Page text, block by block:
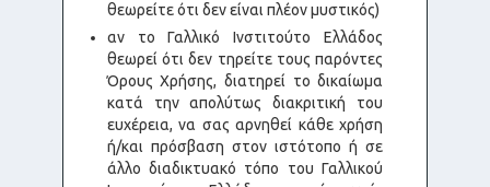
θεωρείτε ότι δεν είναι πλέον μυστικός)
αν το Γαλλικό Ινστιτούτο Ελλάδος
θεωρεί ότι δεν τηρείτε τους παρόντες
Όρους Χρήσης, διατηρεί το δικαίωμα
κατά την απολύτως διακριτική του
ευχέρεια, να σας αρνηθεί κάθε χρήση
ή/και πρόσβαση στον ιστότοπο ή σε
άλλο διαδικτυακό τόπο του Γαλλικού